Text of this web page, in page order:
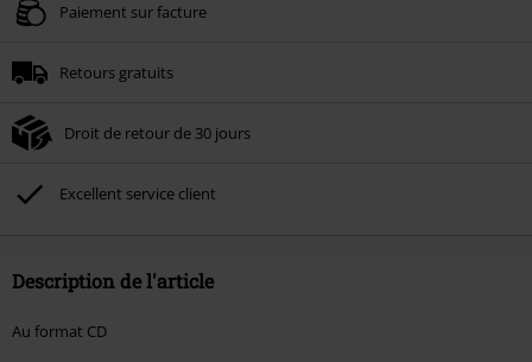
Paiement sur facture
Retours gratuits
Droit de retour de 30 jours
Excellent service client
Description de l'article
Au format CD